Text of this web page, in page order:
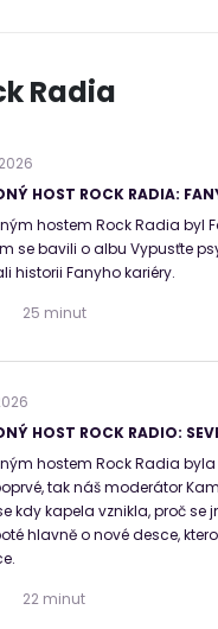
Radia
2026
HOST ROCK RADIA:
hostem Rock Radia byl
se bavili o albu Vypusťte
historii Fanyho kariéry.
25 minut
HOST ROCK RADIO:
hostem Rock Radia
tak náš moderátor
kdy kapela vznikla, proč se
hlavně o nové desce,
22 minut